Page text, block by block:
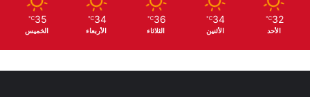
32
℃
الأحد
34
℃
الأثنين
36
℃
الثلاثاء
34
℃
الأربعاء
35
℃
الخميس